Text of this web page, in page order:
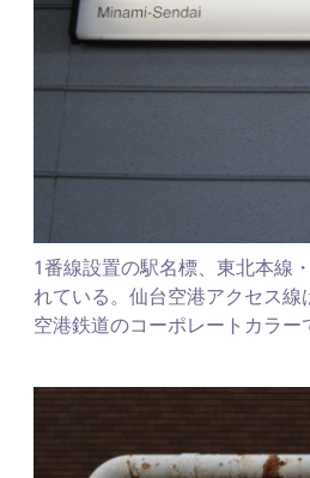
1番線設置の駅名標、東北本線
れている。仙台空港アクセス
空港鉄道のコーポレートカラ